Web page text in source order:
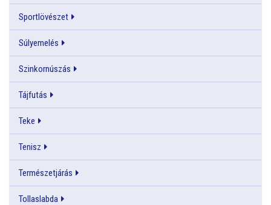
Sportlövészet
Súlyemelés
Szinkornúszás
Tájfutás
Teke
Tenisz
Természetjárás
Tollaslabda